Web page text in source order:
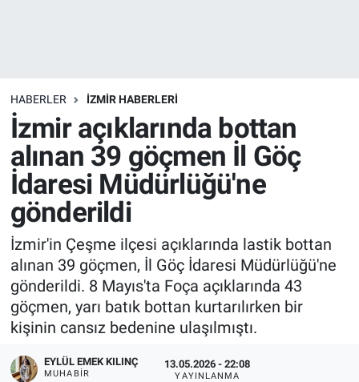
HABERLER İZMİR HABERLERİ
İzmir açıklarında bottan
alınan 39 göçmen İl Göç
İdaresi Müdürlüğü'ne
gönderildi
İzmir'in Çeşme ilçesi açıklarında lastik bottan
alınan 39 göçmen, İl Göç İdaresi Müdürlüğü'ne
gönderildi. 8 Mayıs'ta Foça açıklarında 43
göçmen, yarı batık bottan kurtarılırken bir
kişinin cansız bedenine ulaşılmıştı.
EYLÜL EMEK KILINÇ
MUHABIR
13.05.2026 - 22:08
YAYINLANMA